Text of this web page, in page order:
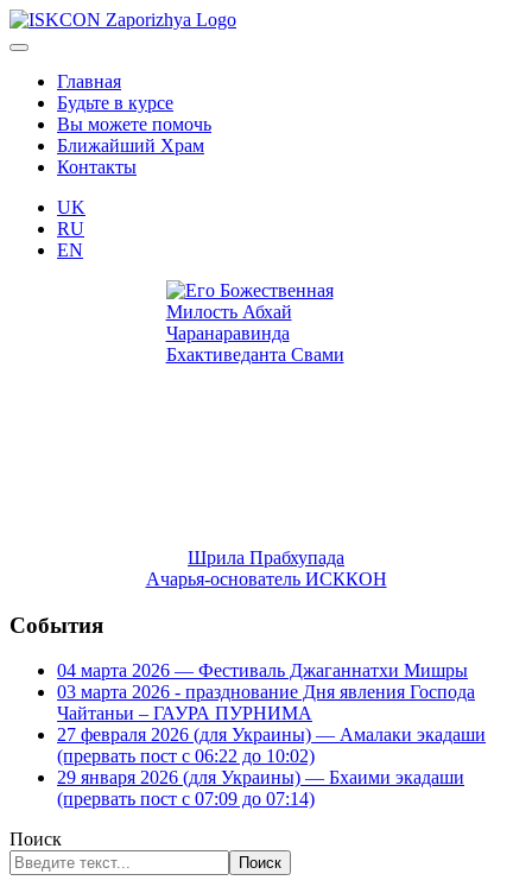
Главная
Будьте в курсе
Вы можете помочь
Ближайший Храм
Контакты
UK
RU
EN
Шрила Прабхупада
Ачарья-основатель ИСККОН
События
04 марта 2026 — Фестиваль Джаганнатхи Мишры
03 марта 2026 - празднование Дня явления Господа
Чайтаньи – ГАУРА ПУРНИМА
27 февраля 2026 (для Украины) — Амалаки экадаши
(прервать пост с 06:22 до 10:02)
29 января 2026 (для Украины) — Бхаими экадаши
(прервать пост с 07:09 до 07:14)
Поиск
Поиск